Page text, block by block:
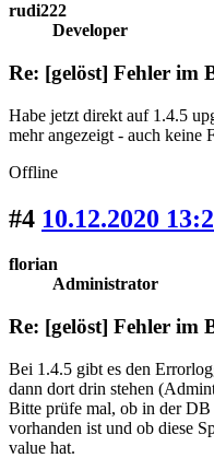
rudi222
Developer
Re: [gelöst] Fehler im
Habe jetzt direkt auf 1.4.5
mehr angezeigt - auch keine
Offline
#4 10.12.2020
florian
Administrator
Re: [gelöst] Fehler im
Bei 1.4.5 gibt es den
dann dort drin stehen
Bitte prüfe mal, ob in der
vorhanden ist und ob diese
value hat.